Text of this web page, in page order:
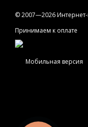
© 2007—2026
Принимаем к оплате
Мобильная версия